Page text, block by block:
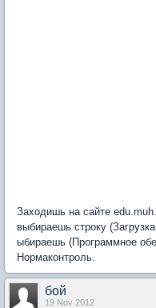
Заходишь на сайте
выбираешь строку
ыбираешь (Программное
Нормаконтроль.
бой
19 Nov 2012